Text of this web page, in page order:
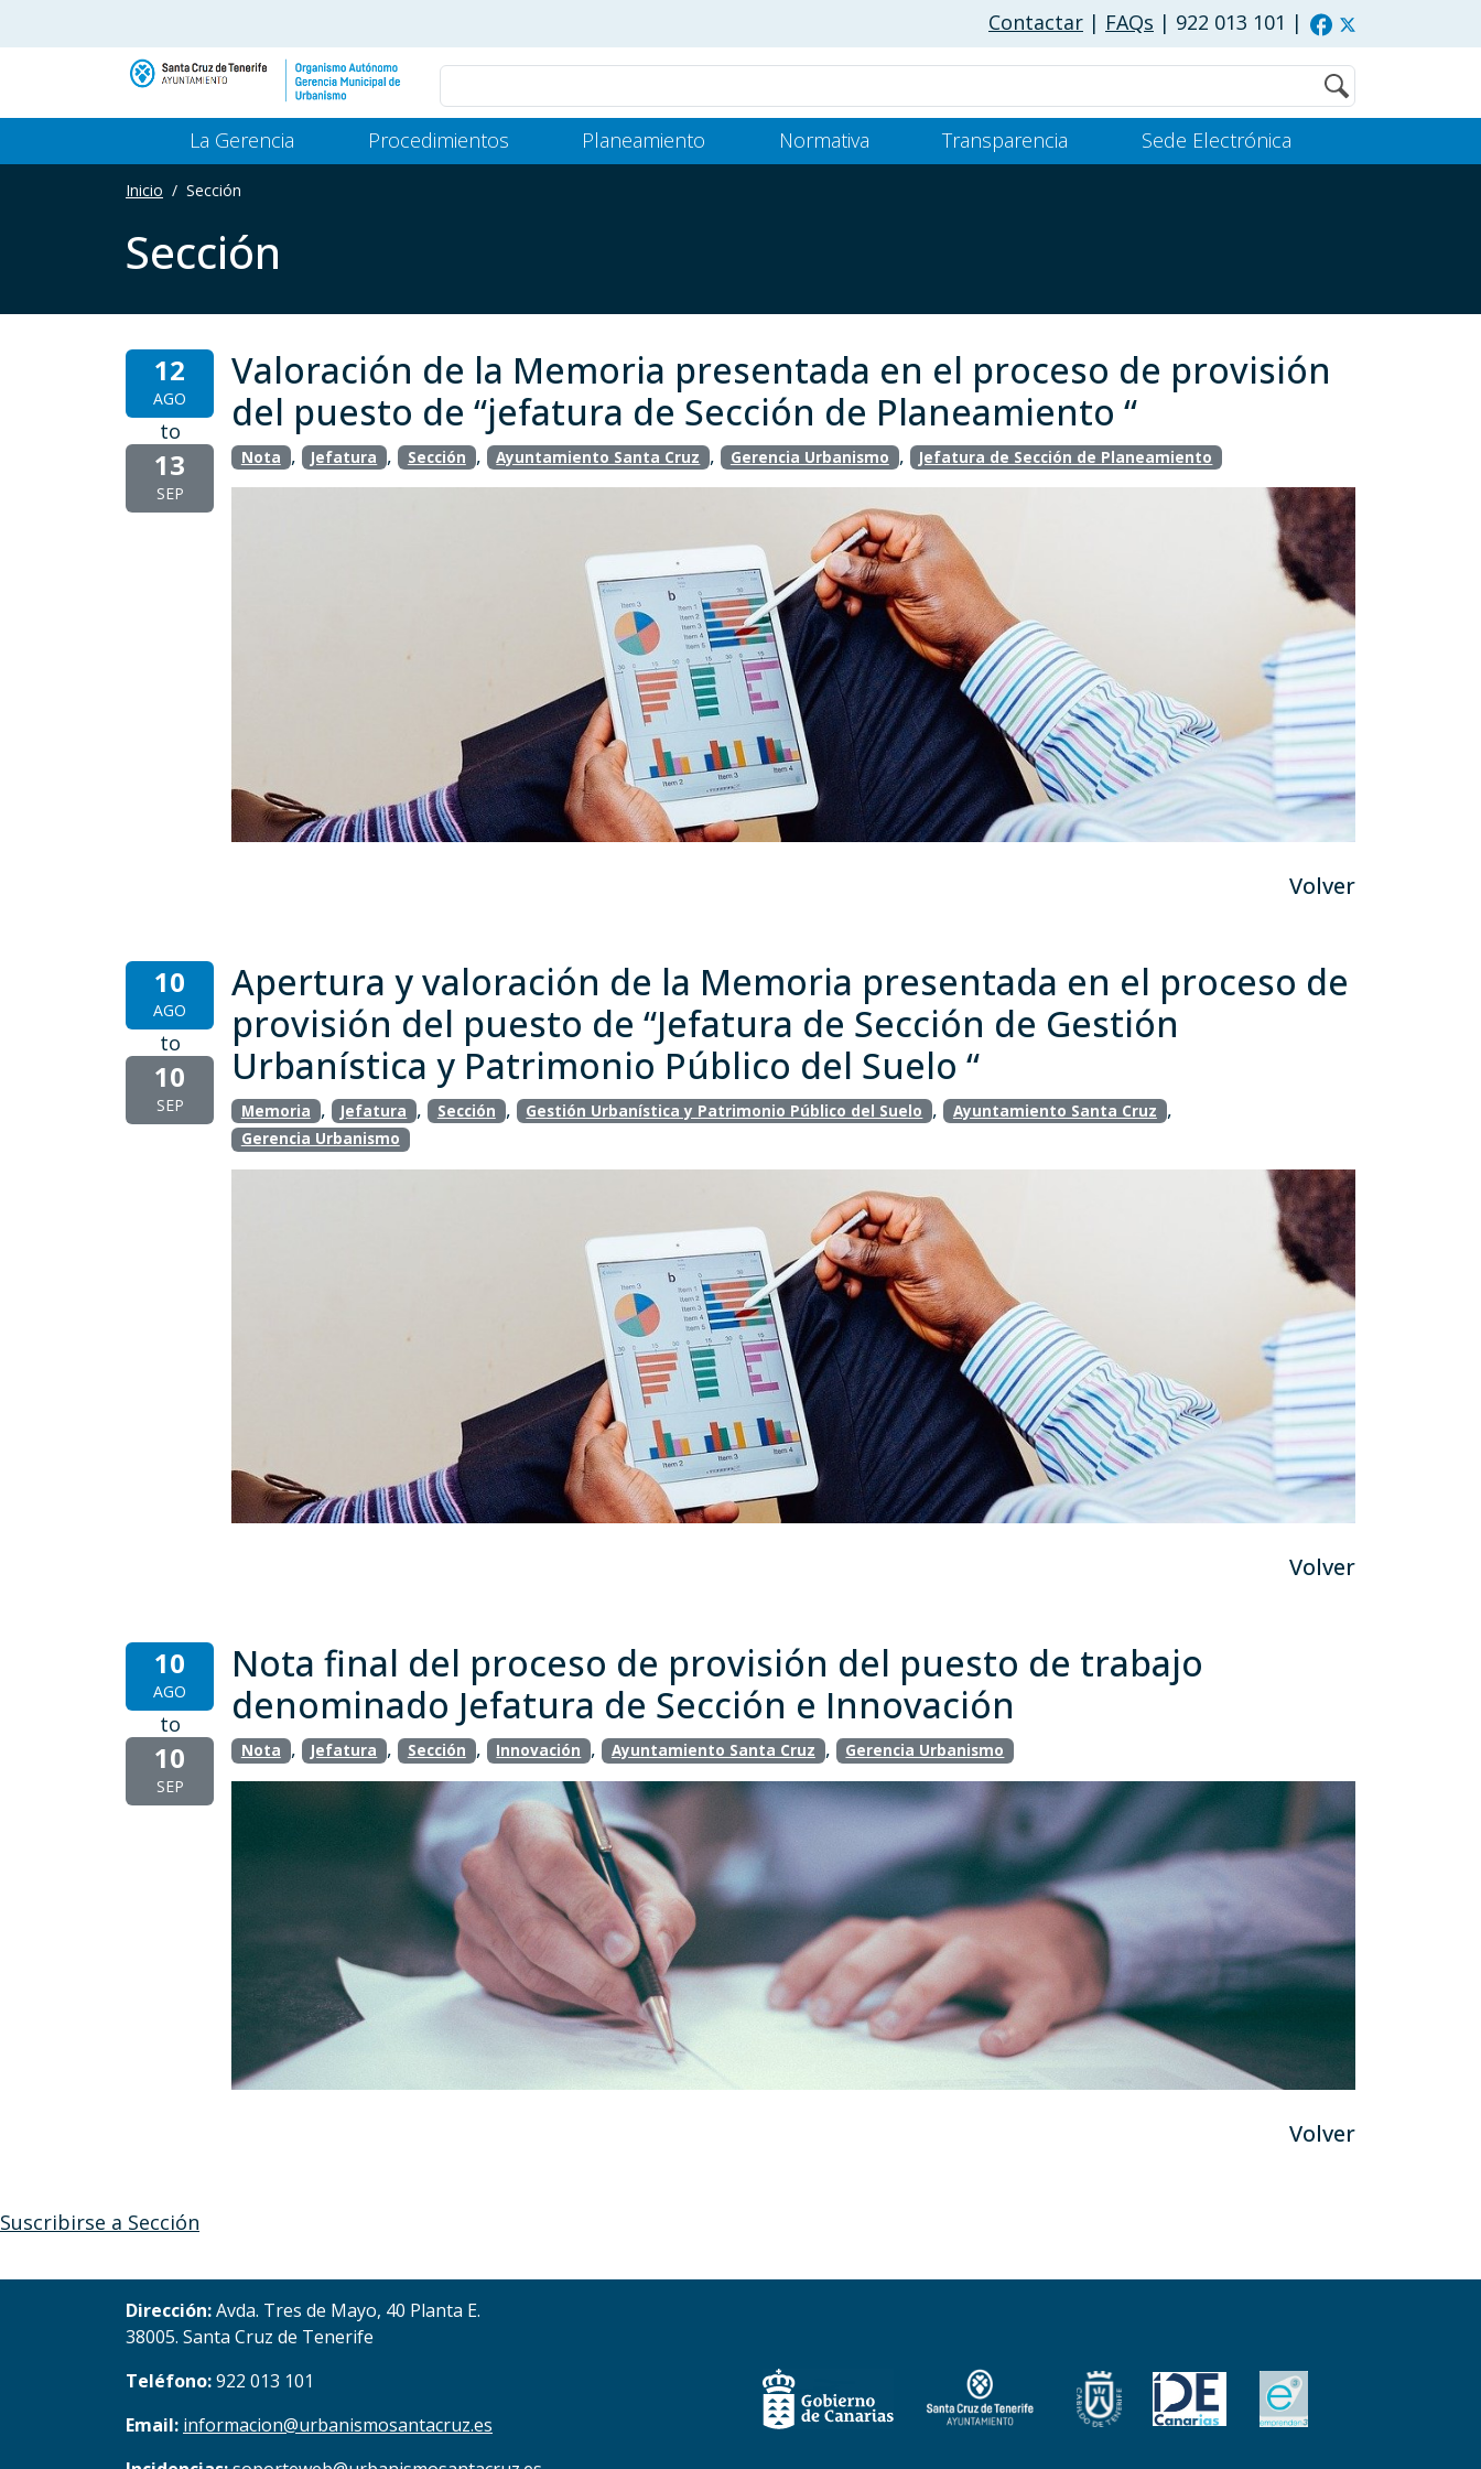
Contactar | FAQs | 922 013 101 |
Buscar
Main Menu Gerencia
La Gerencia Procedimientos Planeamiento Normativa Transparencia Sede Electrónica
Inicio Sección
Sección
12
AGO
to
13
SEP
Valoración de la Memoria presentada en el proceso de provisión
del puesto de “jefatura de Sección de Planeamiento “
Nota , Jefatura , Sección , Ayuntamiento Santa Cruz , Gerencia Urbanismo , Jefatura de Sección de Planeamiento
Volver
10
AGO
to
10
SEP
Apertura y valoración de la Memoria presentada en el proceso de
provisión del puesto de “Jefatura de Sección de Gestión
Urbanística y Patrimonio Público del Suelo “
Memoria , Jefatura , Sección , Gestión Urbanística y Patrimonio Público del Suelo , Ayuntamiento Santa Cruz ,
Gerencia Urbanismo
Volver
10
AGO
to
10
SEP
Nota final del proceso de provisión del puesto de trabajo
denominado Jefatura de Sección e Innovación
Nota , Jefatura , Sección , Innovación , Ayuntamiento Santa Cruz , Gerencia Urbanismo
Volver
Suscribirse a Sección
Dirección:Avda. Tres de Mayo, 40 Planta E.
38005. Santa Cruz de Tenerife
Teléfono:922 013 101
Email: informacion@urbanismosantacruz.es